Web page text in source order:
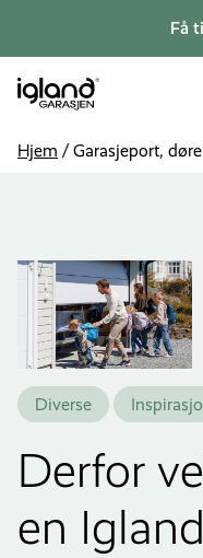
Få
Hjem /Garasjeport,
Diverse
Derfor
en